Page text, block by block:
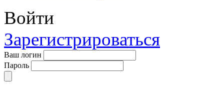
Войти
Зарегистрироваться
Ваш логин
Пароль